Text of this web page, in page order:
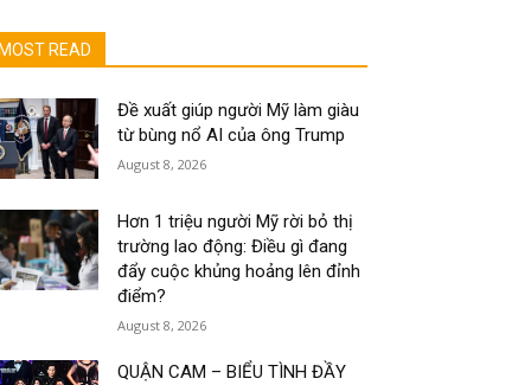
MOST READ
Đề xuất giúp người Mỹ làm giàu
từ bùng nổ AI của ông Trump
August 8, 2026
Hơn 1 triệu người Mỹ rời bỏ thị
trường lao động: Điều gì đang
đẩy cuộc khủng hoảng lên đỉnh
điểm?
August 8, 2026
QUẬN CAM – BIỂU TÌNH ĐẦY